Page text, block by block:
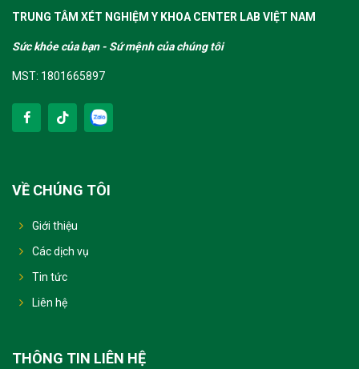
TRUNG TÂM XÉT NGHIỆM Y KHOA CENTER LAB VIỆT NAM
Sức khỏe của bạn - Sứ mệnh của chúng tôi
MST: 1801665897
VỀ CHÚNG TÔI
Giới thiệu
Các dịch vụ
Tin tức
Liên hệ
THÔNG TIN LIÊN HỆ